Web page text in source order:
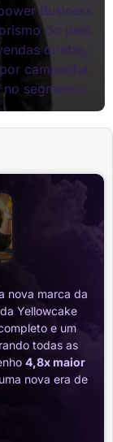
Business
do país.
diretas,
por campanha,
segmento.
nova marca da
Yellowcake
e um
todas as
4,8x maior
nova era de